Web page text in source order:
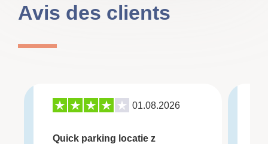
Avis des clients
01.08.2026
Quick parking locatie z